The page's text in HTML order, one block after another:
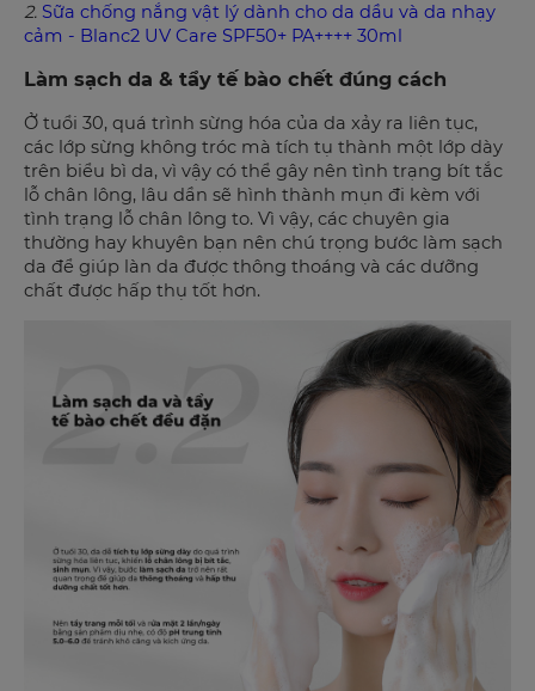
2. Sữa chống nắng vật lý dành cho da dầu và da nhạy
cảm - Blanc2 UV Care SPF50+ PA++++ 30ml
Làm sạch da & tẩy tế bào chết đúng cách
Ở tuổi 30, quá trình sừng hóa của da xảy ra liên tục,
các lớp sừng không tróc mà tích tụ thành một lớp dày
trên biểu bì da, vì vậy có thể gây nên tình trạng bít tắc
lỗ chân lông, lâu dần sẽ hình thành mụn đi kèm với
tình trạng lỗ chân lông to. Vì vậy, các chuyên gia
thường hay khuyên bạn nên chú trọng bước làm sạch
da để giúp làn da được thông thoáng và các dưỡng
chất được hấp thụ tốt hơn.